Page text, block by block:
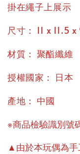
掛在繩子上展示
尺寸 ： 11 x 11.5
材質 ： 聚酯纖維
授權國家 ： 日本
產地 ： 中國
※商品檢驗識別號
▲由於本玩偶為